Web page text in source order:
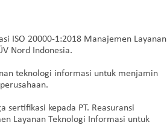
ISO 20000-1:2018 Manajemen Layanan
Nord Indonesia.
teknologi informasi untuk menjamin
sertifikasi kepada PT. Reasuransi
Layanan Teknologi Informasi untuk